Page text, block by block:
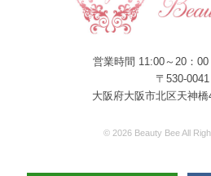
営業時間 11:00～20：00
〒530-0041
大阪府大阪市北区天神
© 2026 Beauty Bee All